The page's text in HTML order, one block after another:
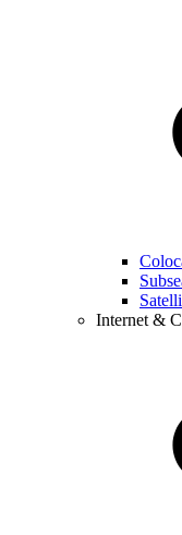
Internet &